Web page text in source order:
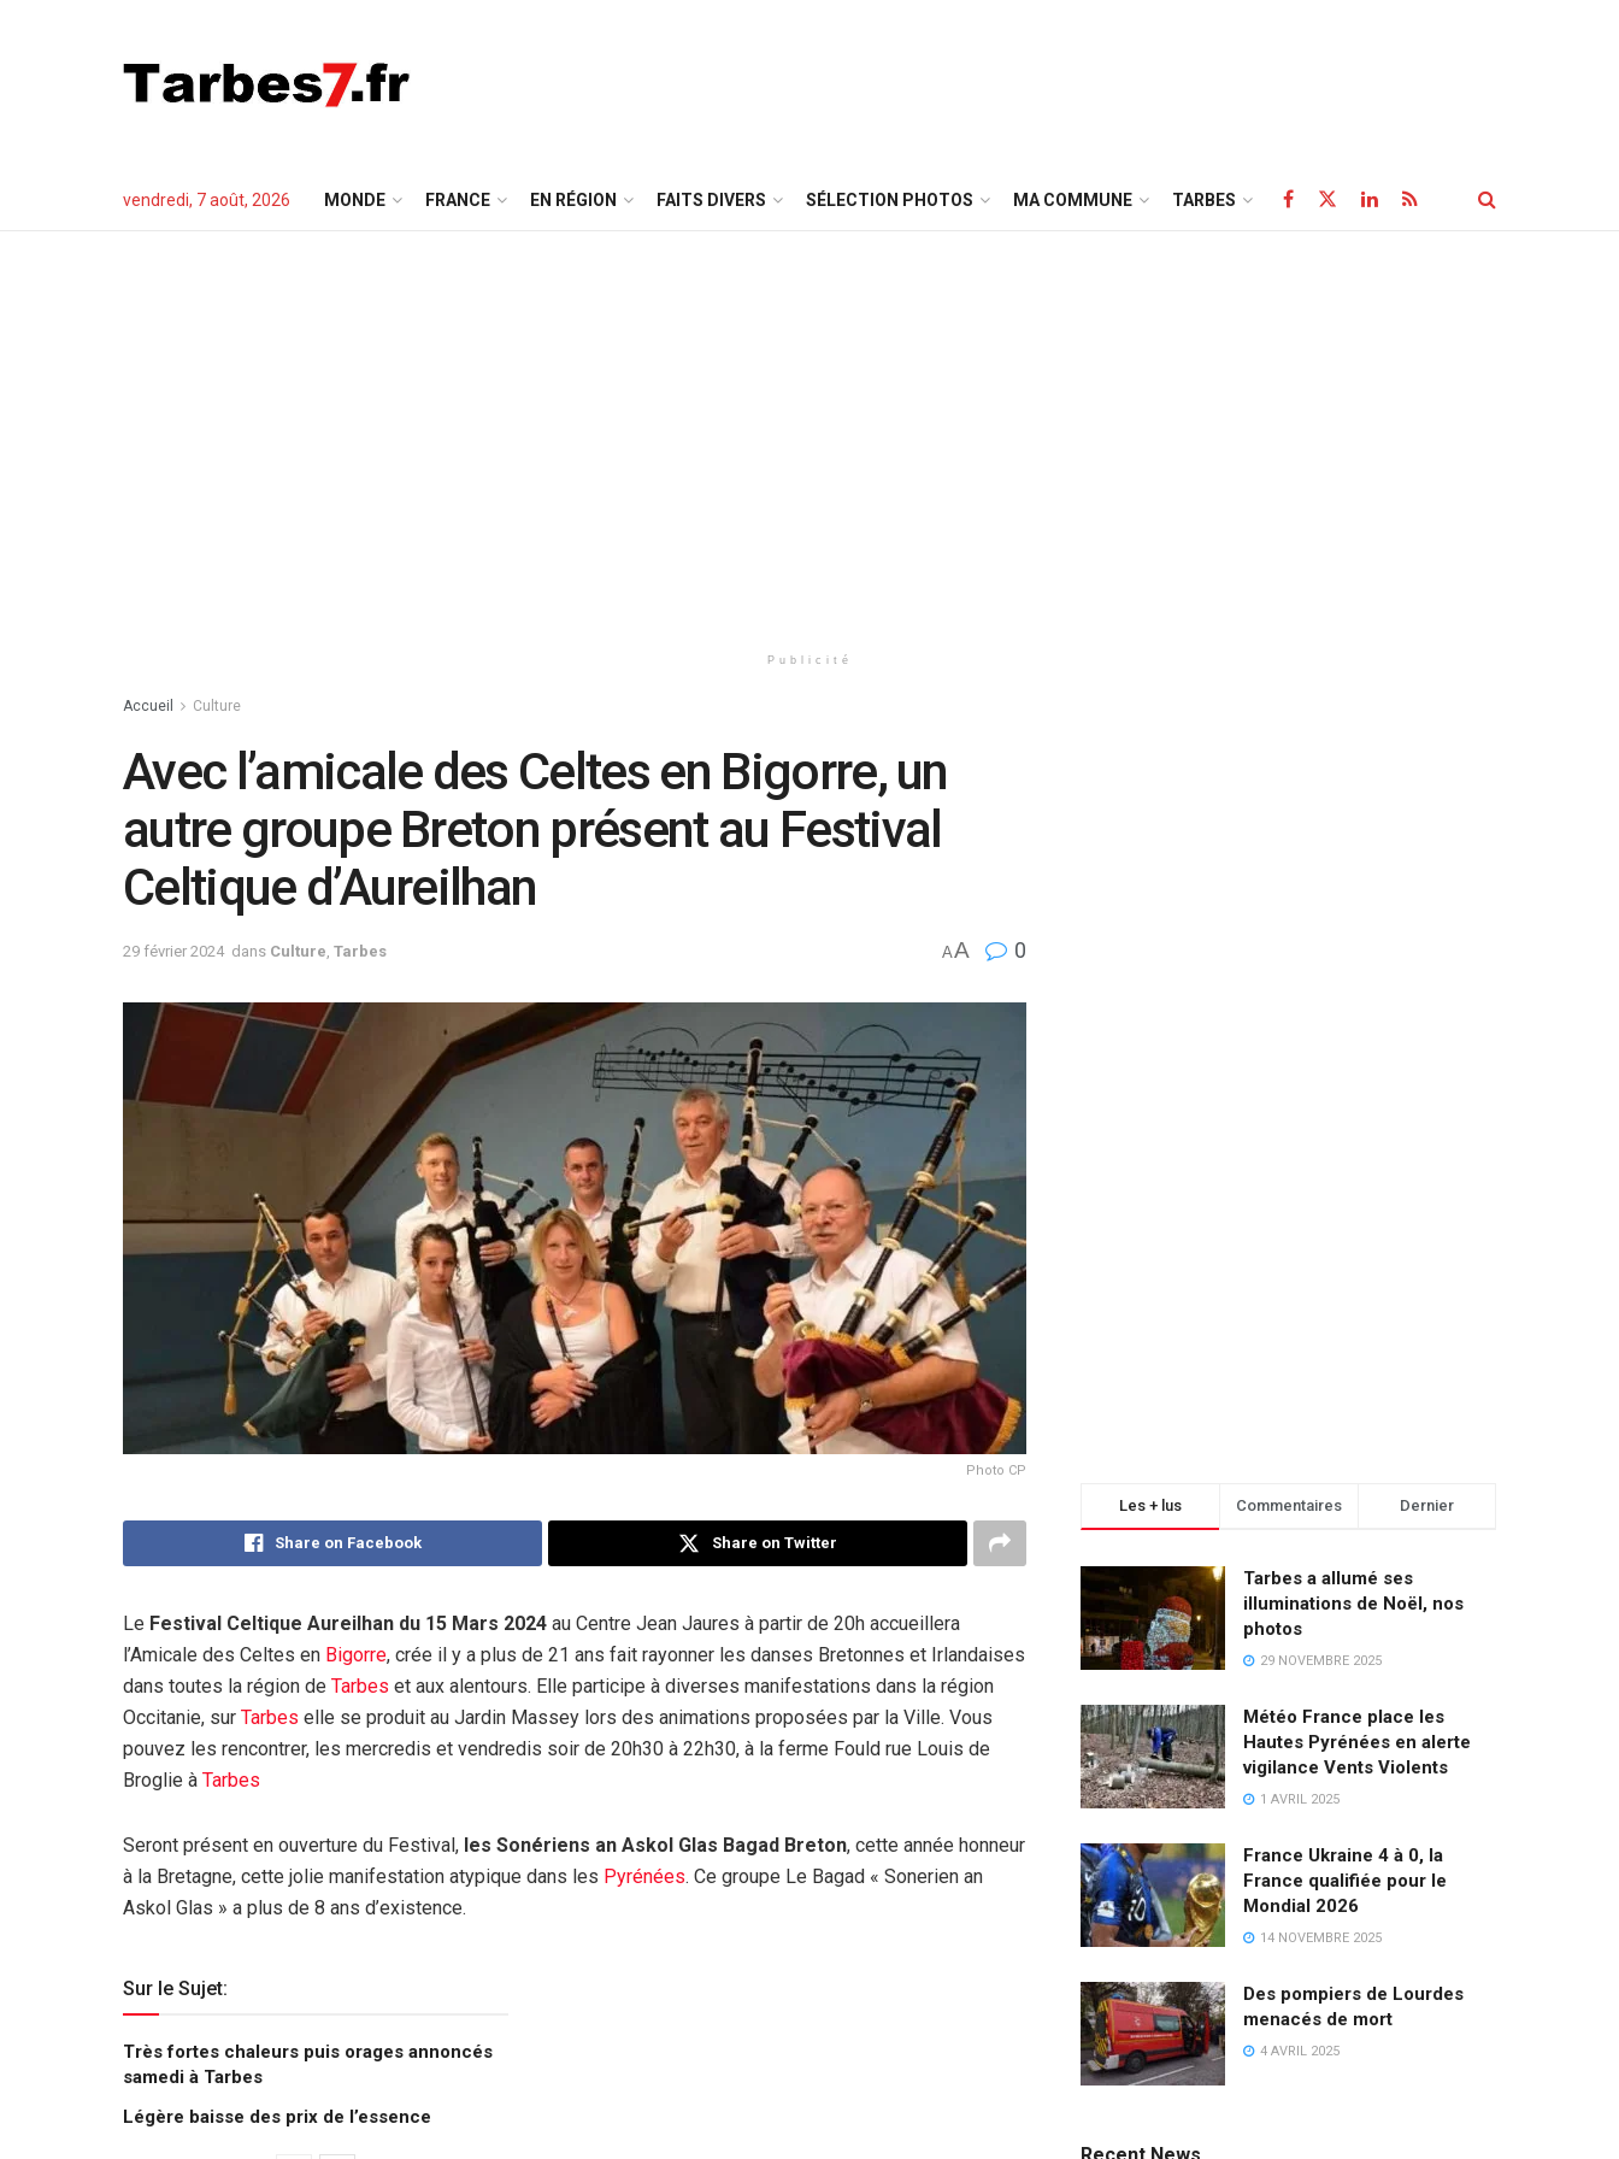
vendredi, 7 août, 2026 MONDE FRANCE EN RÉGION FAITS DIVERS SÉLECTION PHOTOS MA COMMUNE TARBES
Publicité
Accueil Culture
Avec l’amicale des Celtes en Bigorre, un
autre groupe Breton présent au Festival
Celtique d’Aureilhan
29 février 2024 dans Culture Tarbes AA 0
Photo CP
Share on Facebook Share on Twitter
Le Festival Celtique Aureilhan du 15 Mars 2024 au Centre Jean Jaures à partir de 20h accueillera
l’Amicale des Celtes en Bigorre, crée il y a plus de 21 ans fait rayonner les danses Bretonnes et Irlandaises
dans toutes la région de Tarbes et aux alentours. Elle participe à diverses manifestations dans la région
Occitanie, sur Tarbes elle se produit au Jardin Massey lors des animations proposées par la Ville. Vous
pouvez les rencontrer, les mercredis et vendredis soir de 20h30 à 22h30, à la ferme Fould rue Louis de
Broglie à Tarbes
Seront présent en ouverture du Festival, les Sonériens an Askol Glas Bagad Breton, cette année honneur
à la Bretagne, cette jolie manifestation atypique dans les Pyrénées. Ce groupe Le Bagad « Sonerien an
Askol Glas » a plus de 8 ans d’existence.
Sur le Sujet:
Très fortes chaleurs puis orages annoncés
samedi à Tarbes
Légère baisse des prix de l’essence
Les + lus Commentaires Dernier
Tarbes a allumé ses
illuminations de Noël, nos
photos
29 NOVEMBRE 2025
Météo France place les
Hautes Pyrénées en alerte
vigilance Vents Violents
1 AVRIL 2025
France Ukraine 4 à 0, la
France qualifiée pour le
Mondial 2026
14 NOVEMBRE 2025
Des pompiers de Lourdes
menacés de mort
4 AVRIL 2025